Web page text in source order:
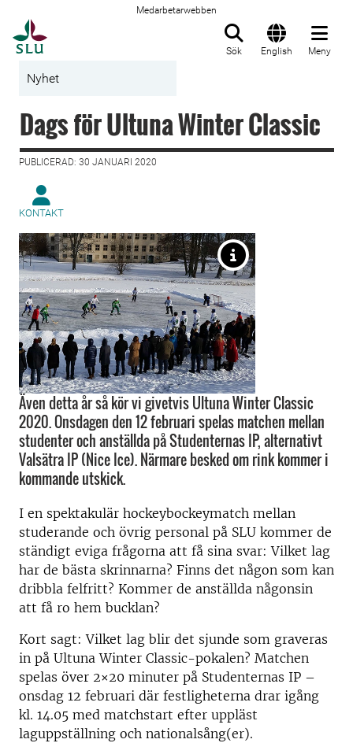
Medarbetarwebben
Sök English Meny
Nyhet
Dags för Ultuna Winter Classic
PUBLICERAD: 30 JANUARI 2020
KONTAKT
Även detta år så kör vi givetvis Ultuna Winter Classic
2020. Onsdagen den 12 februari spelas matchen mellan
studenter och anställda på Studenternas IP, alternativt
Valsätra IP (Nice Ice). Närmare besked om rink kommer i
kommande utskick.
I en spektakulär hockeybockeymatch mellan
studerande och övrig personal på SLU kommer de
ständigt eviga frågorna att få sina svar: Vilket lag
har de bästa skrinnarna? Finns det någon som kan
dribbla felfritt? Kommer de anställda någonsin
att få ro hem bucklan?
Kort sagt: Vilket lag blir det sjunde som graveras
in på Ultuna Winter Classic-pokalen? Matchen
spelas över 2×20 minuter på Studenternas IP –
onsdag 12 februari där festligheterna drar igång
kl. 14.05 med matchstart efter uppläst
laguppställning och nationalsång(er).